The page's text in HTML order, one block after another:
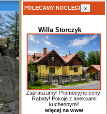
POLECAMY NOCLEGI x
Willa Storczyk
Zapraszamy! Promocyjne ceny!
Rabaty! Pokoje z aneksami
kuchennymi!
więcej na www